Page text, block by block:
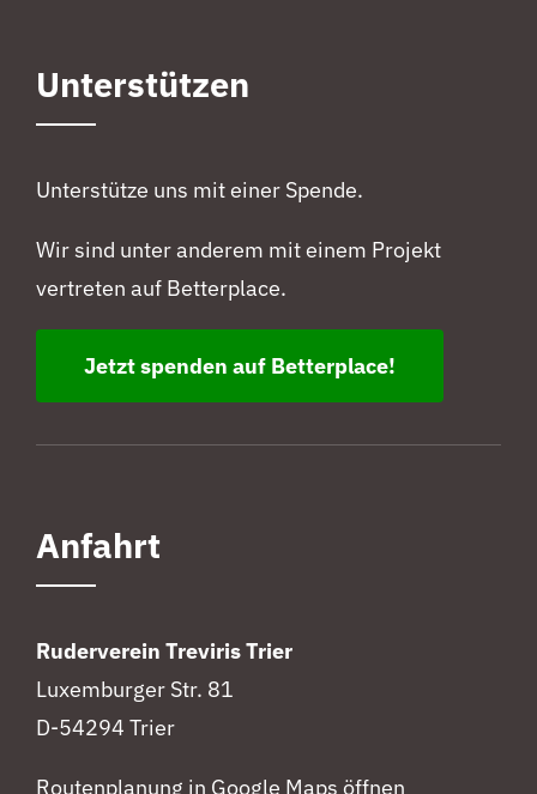
Unterstützen
Unterstütze uns mit einer Spende.
Wir sind unter anderem mit einem Projekt
vertreten auf Betterplace.
Jetzt spenden auf Betterplace!
Anfahrt
Ruderverein Treviris Trier
Luxemburger Str. 81
D-54294 Trier
Routenplanung in Google Maps öffnen